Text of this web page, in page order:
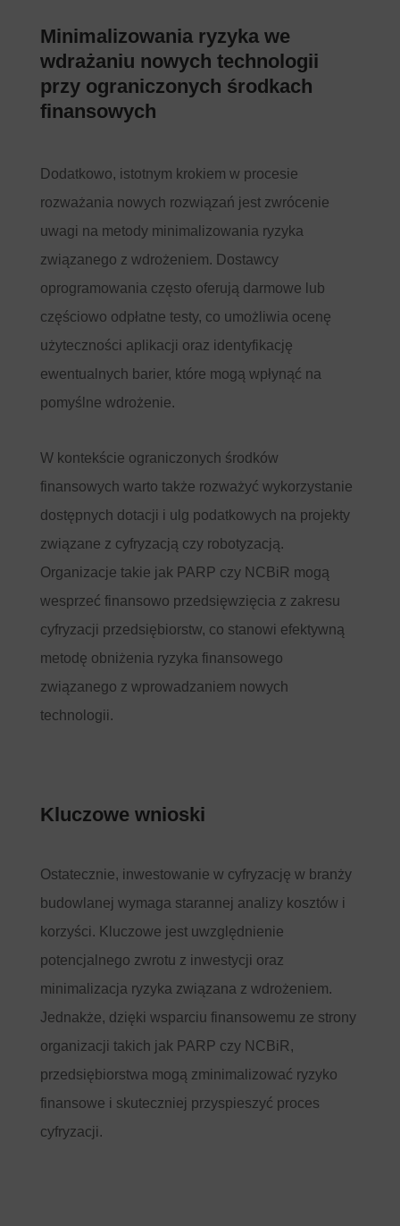
Minimalizowania ryzyka we
wdrażaniu nowych technologii
przy ograniczonych środkach
finansowych
Dodatkowo, istotnym krokiem w procesie
rozważania nowych rozwiązań jest zwrócenie
uwagi na metody minimalizowania ryzyka
związanego z wdrożeniem. Dostawcy
oprogramowania często oferują darmowe lub
częściowo odpłatne testy, co umożliwia ocenę
użyteczności aplikacji oraz identyfikację
ewentualnych barier, które mogą wpłynąć na
pomyślne wdrożenie.
W kontekście ograniczonych środków
finansowych warto także rozważyć wykorzystanie
dostępnych dotacji i ulg podatkowych na projekty
związane z cyfryzacją czy robotyzacją.
Organizacje takie jak PARP czy NCBiR mogą
wesprzeć finansowo przedsięwzięcia z zakresu
cyfryzacji przedsiębiorstw, co stanowi efektywną
metodę obniżenia ryzyka finansowego
związanego z wprowadzaniem nowych
technologii.
Kluczowe wnioski
Ostatecznie, inwestowanie w cyfryzację w branży
budowlanej wymaga starannej analizy kosztów i
korzyści. Kluczowe jest uwzględnienie
potencjalnego zwrotu z inwestycji oraz
minimalizacja ryzyka związana z wdrożeniem.
Jednakże, dzięki wsparciu finansowemu ze strony
organizacji takich jak PARP czy NCBiR,
przedsiębiorstwa mogą zminimalizować ryzyko
finansowe i skuteczniej przyspieszyć proces
cyfryzacji.